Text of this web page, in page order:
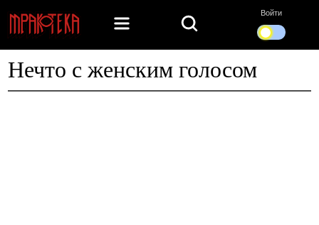
Войти
Нечто с женским голосом